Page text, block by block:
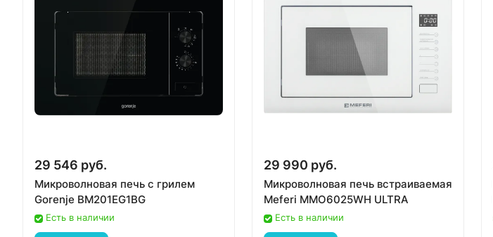
29 546 руб.
Микроволновая печь с грилем
Gorenje BM201EG1BG
Есть в наличии
29 990 руб.
Микроволновая печь встраиваемая
Meferi MMO6025WH ULTRA
Есть в наличии